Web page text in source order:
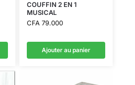
COUFFIN 2 EN 1
MUSICAL
CFA79.000
Ajouter au panier